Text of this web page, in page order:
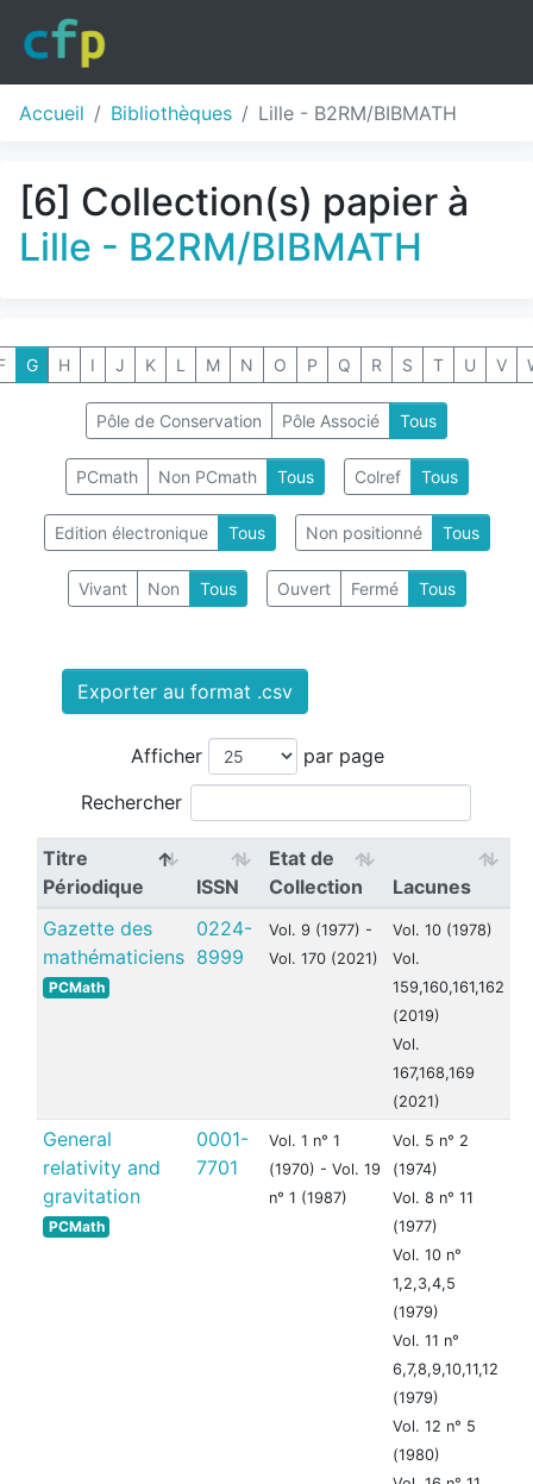
Accueil Bibliothèques Lille - B2RM/BIBMATH
[6] Collection(s) papier à
Lille - B2RM/BIBMATH
G H I J K L M N O P Q R S T U V
Pôle de Conservation Pôle Associé Tous
PCmath Non PCmath Tous Colref Tous
Edition électronique Tous Non positionné Tous
Vivant Non Tous Ouvert Fermé Tous
Exporter au format .csv
Afficher
par page
Rechercher
Titre
Périodique
ISSN
Etat de
Collection
Lacunes
Gazette des
mathématiciens
PCMath
0224-
8999
Vol. 9 (1977) -
Vol. 170 (2021)
Vol. 10 (1978)
Vol.
159,160,161,162
(2019)
Vol.
167,168,169
(2021)
General
relativity and
gravitation
PCMath
0001-
7701
Vol. 1 n° 1
(1970) - Vol. 19
n° 1 (1987)
Vol. 5 n° 2
(1974)
Vol. 8 n° 11
(1977)
Vol. 10 n°
1,2,3,4,5
(1979)
Vol. 11 n°
6,7,8,9,10,11,12
(1979)
Vol. 12 n° 5
(1980)